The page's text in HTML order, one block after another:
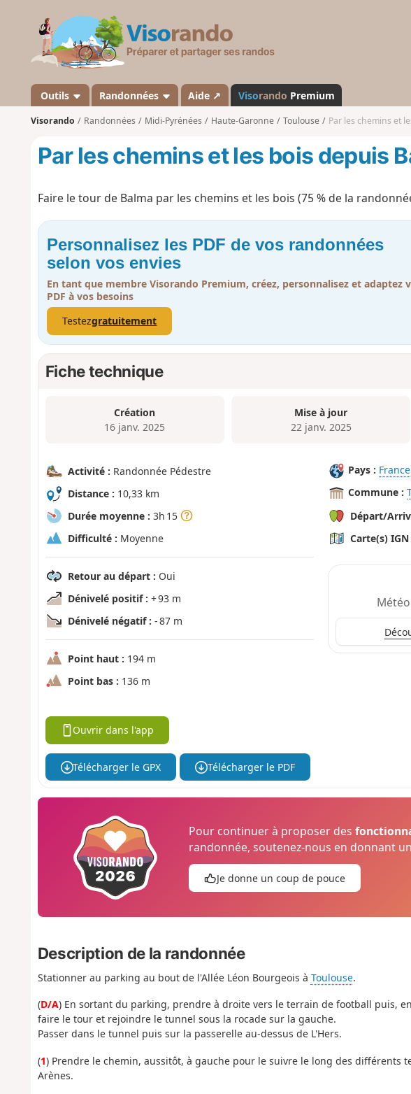
s
a
n
d
Outils Randonnées Aide ↗ Visorando Premium
Visorando Randonnées Midi-Pyrénées Haute-Garonne Toulouse Par les chemins et
Par les chemins et les bois depuis
Faire le tour de Balma par les chemins et les bois (75 % de la
Personnalisez les PDF de vos randonnées
selon vos envies
En tant que membre Visorando Premium, créez, personnalisez et adaptez
PDF à vos besoins
Testezgratuitement
Fiche technique
Création
16 janv. 2025
Mise à jour
22 janv. 2025
Activité : Randonnée Pédestre
Distance : 10,33 km
Durée moyenne : 3h 15
Difficulté : Moyenne
Retour au départ : Oui
Dénivelé positif : + 93 m
Dénivelé négatif : - 87 m
Point haut : 194 m
Point bas : 136 m
Pays : France
Commune :
Départ/
Carte(s) IGN
Ouvrir dans l'app
Télécharger le GPX Télécharger le PDF
Pour continuer à proposer des
randonnée, soutenez-nous en donnant
Je donne un coup de pouce
Description de la randonnée
Stationner au parking au bout de l'Allée Léon Bourgeois à Toulouse.
(D/A) En sortant du parking, prendre à droite vers le terrain de football puis,
faire le tour et rejoindre le tunnel sous la rocade sur la gauche.
Passer dans le tunnel puis sur la passerelle au-dessus de L'Hers.
(1) Prendre le chemin, aussitôt, à gauche pour le suivre le long des différents
Arènes.